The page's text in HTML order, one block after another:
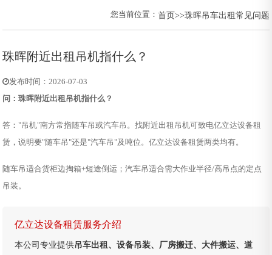
您当前位置： 首页>>珠晖吊车出租常见问题
珠晖附近出租吊机指什么？
发布时间：2026-07-03
问：珠晖附近出租吊机指什么？
答："吊机"南方常指随车吊或汽车吊。找附近出租吊机可致电亿立达设备租
赁，说明要"随车吊"还是"汽车吊"及吨位。亿立达设备租赁两类均有。
随车吊适合货柜边掏箱+短途倒运；汽车吊适合需大作业半径/高吊点的定点
吊装。
亿立达设备租赁服务介绍
本公司专业提供吊车出租、设备吊装、厂房搬迁、大件搬运、道